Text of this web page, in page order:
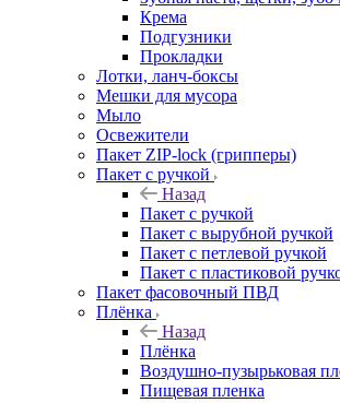
Крема
Подгузники
Прокладки
Лотки, ланч-боксы
Мешки для мусора
Мыло
Освежители
Пакет ZIP-lock (грипперы)
Пакет с ручкой
Назад
Пакет с ручкой
Пакет с вырубной ручкой
Пакет с петлевой ручкой
Пакет с пластиковой
Пакет фасовочный ПВД
Плёнка
Назад
Плёнка
Воздушно-пузырьковая
Пищевая пленка